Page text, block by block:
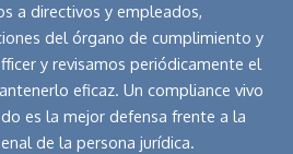
a directivos y empleados,
del órgano de cumplimiento y
y revisamos periódicamente el
eficaz. Un compliance vivo
es la mejor defensa frente a la
de la persona jurídica.